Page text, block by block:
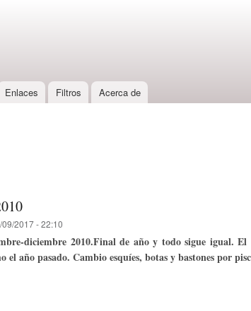
Enlaces Filtros Acerca de
2017 - 22:10
diciembre 2010.Final de año y todo sigue igual.
el año pasado. Cambio esquíes, botas y bastones por